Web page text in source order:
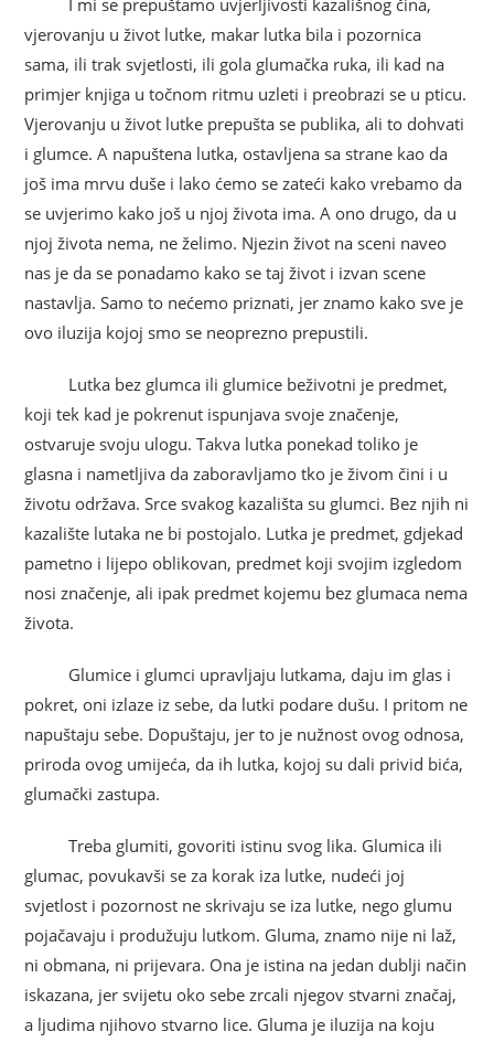
I mi se prepuštamo uvjerljivosti kazališnog čina,
vjerovanju u život lutke, makar lutka bila i pozornica
sama, ili trak svjetlosti, ili gola glumačka ruka, ili kad na
primjer knjiga u točnom ritmu uzleti i preobrazi se u pticu.
Vjerovanju u život lutke prepušta se publika, ali to dohvati
i glumce. A napuštena lutka, ostavljena sa strane kao da
još ima mrvu duše i lako ćemo se zateći kako vrebamo da
se uvjerimo kako još u njoj života ima. A ono drugo, da u
njoj života nema, ne želimo. Njezin život na sceni naveo
nas je da se ponadamo kako se taj život i izvan scene
nastavlja. Samo to nećemo priznati, jer znamo kako sve je
ovo iluzija kojoj smo se neoprezno prepustili.
Lutka bez glumca ili glumice beživotni je predmet,
koji tek kad je pokrenut ispunjava svoje značenje,
ostvaruje svoju ulogu. Takva lutka ponekad toliko je
glasna i nametljiva da zaboravljamo tko je živom čini i u
životu održava. Srce svakog kazališta su glumci. Bez njih ni
kazalište lutaka ne bi postojalo. Lutka je predmet, gdjekad
pametno i lijepo oblikovan, predmet koji svojim izgledom
nosi značenje, ali ipak predmet kojemu bez glumaca nema
života.
Glumice i glumci upravljaju lutkama, daju im glas i
pokret, oni izlaze iz sebe, da lutki podare dušu. I pritom ne
napuštaju sebe. Dopuštaju, jer to je nužnost ovog odnosa,
priroda ovog umijeća, da ih lutka, kojoj su dali privid bića,
glumački zastupa.
Treba glumiti, govoriti istinu svog lika. Glumica ili
glumac, povukavši se za korak iza lutke, nudeći joj
svjetlost i pozornost ne skrivaju se iza lutke, nego glumu
pojačavaju i produžuju lutkom. Gluma, znamo nije ni laž,
ni obmana, ni prijevara. Ona je istina na jedan dublji način
iskazana, jer svijetu oko sebe zrcali njegov stvarni značaj,
a ljudima njihovo stvarno lice. Gluma je iluzija na koju